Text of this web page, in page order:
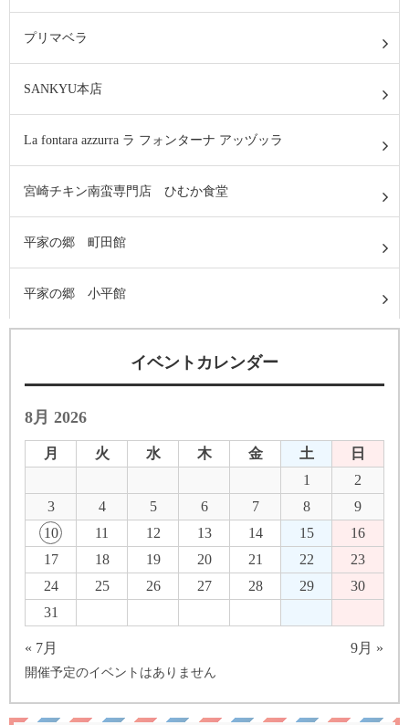
プリマベラ
SANKYU本店
La fontara azzurra ラ フォンターナ アッヅッラ
宮崎チキン南蛮専門店 ひむか食堂
平家の郷 町田館
平家の郷 小平館
イベントカレンダー
8月 2026
月 火 水 木 金 土
日
1
2
3
4 5 6 7 8
9
10
11 12 13 14 15
16
17
18 19 20 21 22
23
24
25 26 27 28 29
30
31
« 7月 9月 »
開催予定のイベントはありません